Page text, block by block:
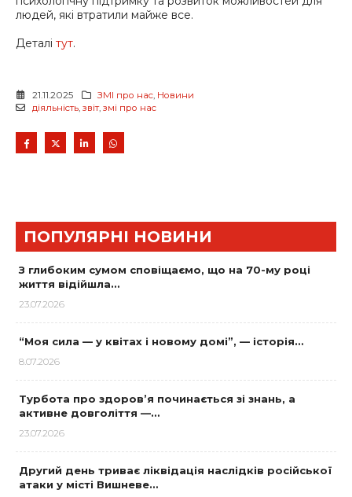
людей, які втратили майже все.
Деталі тут.
21.11.2025 ЗМІ про нас Новини
діяльність, звіт, змі про нас
ПОПУЛЯРНІ НОВИНИ
З глибоким сумом сповіщаємо, що на 70-му році
життя відійшла…
23.07.2026
“Моя сила — у квітах і новому домі”, — історія…
8.07.2026
Турбота про здоров’я починається зі знань, а
активне довголіття —…
23.07.2026
Другий день триває ліквідація наслідків російської
атаки у місті Вишневе…